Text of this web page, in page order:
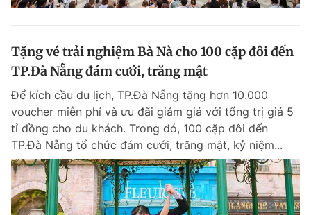
Tặng vé trải nghiệm Bà Nà cho 100 cặp đôi đến
TP.Đà Nẵng đám cưới, trăng mật
Để kích cầu du lịch, TP.Đà Nẵng tặng hơn 10.000
voucher miễn phí và ưu đãi giảm giá với tổng trị giá 5
tỉ đồng cho du khách. Trong đó, 100 cặp đôi đến
TP.Đà Nẵng tổ chức đám cưới, trăng mật, kỷ niệm...